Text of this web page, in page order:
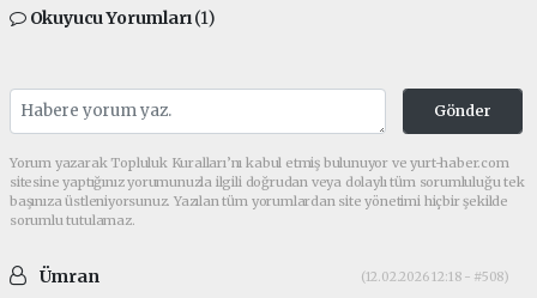
Okuyucu Yorumları(1)
Gönder
Yorum yazarak Topluluk Kuralları’nı kabul etmiş bulunuyor ve yurt-haber.com
sitesine yaptığınız yorumunuzla ilgili doğrudan veya dolaylı tüm sorumluluğu tek
başınıza üstleniyorsunuz. Yazılan tüm yorumlardan site yönetimi hiçbir şekilde
sorumlu tutulamaz.
Ümran (12.02.2026 12:18 - #508)